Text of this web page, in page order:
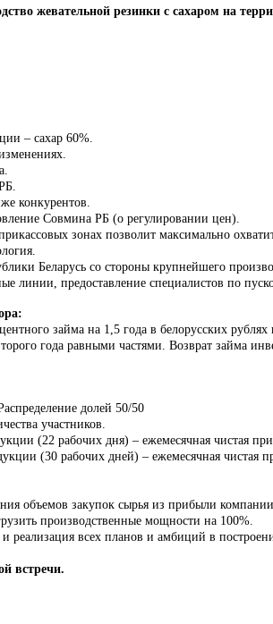
жевательной резинки с сахаром на
– сахар 60%.
конкурентов.
Совмина РБ (о регулировании цен).
зонах позволит максимально
Беларусь со стороны крупнейшего
линии, предоставление специалистов по
займа на 1,5 года в белорусских рублях
года равными частями. Возврат займа
долей 50/50
участников.
(22 рабочих дня) – ежемесячная чистая
(30 рабочих дней) – ежемесячная чистая
объемов закупок сырья из прибыли компании.
производственные мощности на 100%.
реализация всех планов и амбиций в
встречи.